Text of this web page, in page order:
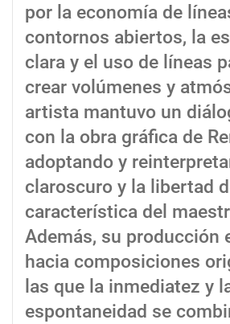
por la economía de
contornos abiertos, la
clara y el uso de líneas
crear volúmenes y
artista mantuvo un
con la obra gráfica de
adoptando y
claroscuro y la libertad
característica del
Además, su producción
hacia composiciones
las que la inmediatez y
espontaneidad se